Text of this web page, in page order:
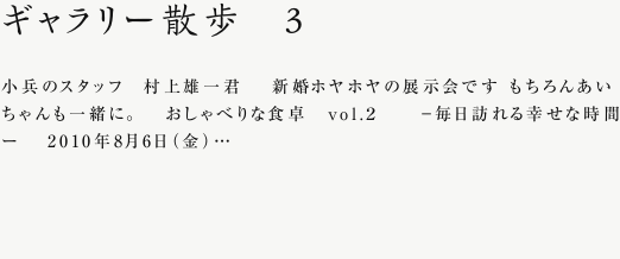
ギャラリー散歩 3
小兵のスタッフ 村上雄一君 新婚ホヤホヤの展示会です もちろんあい
ちゃんも一緒に。 おしゃべりな食卓 vol.２ －毎日訪れる幸せな時間
ー 2010年8月6日（金）…